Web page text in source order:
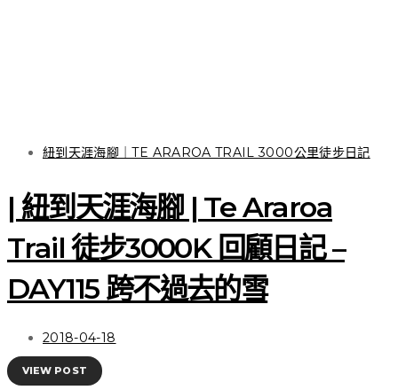
GTX®
紐到天涯海腳｜TE ARAROA TRAIL 3000公里徒步日記
| 紐到天涯海腳 | Te Araroa
Trail 徒步3000K 回顧日記 –
DAY115 跨不過去的雪
2018-04-18
VIEW POST